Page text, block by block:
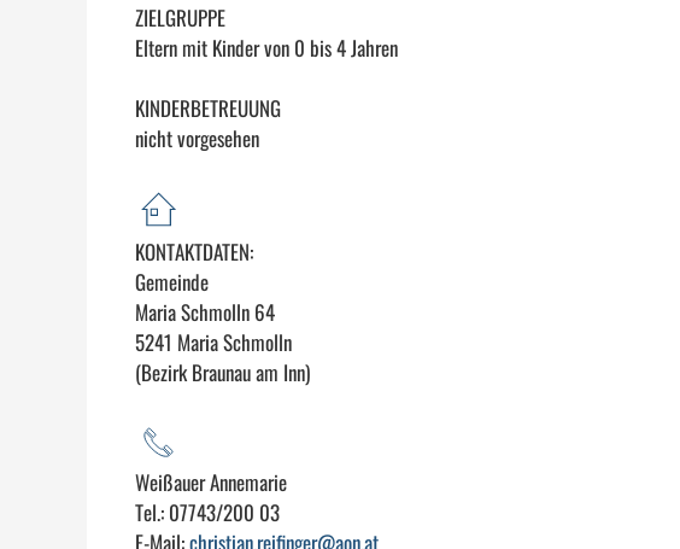
ZIELGRUPPE
Eltern mit Kinder von 0 bis 4 Jahren
KINDERBETREUUNG
nicht vorgesehen
KONTAKTDATEN:
Gemeinde
Maria Schmolln 64
5241 Maria Schmolln
(Bezirk Braunau am Inn)
Weißauer Annemarie
Tel.: 07743/200 03
E-Mail:christian.reifinger@aon.at